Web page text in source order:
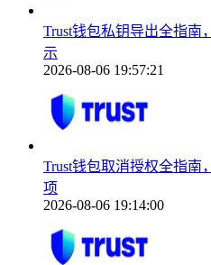
Trust钱包私钥导出全指南
示
2026-08-06 19:57:21
Trust钱包取消授权全指南
项
2026-08-06 19:14:00